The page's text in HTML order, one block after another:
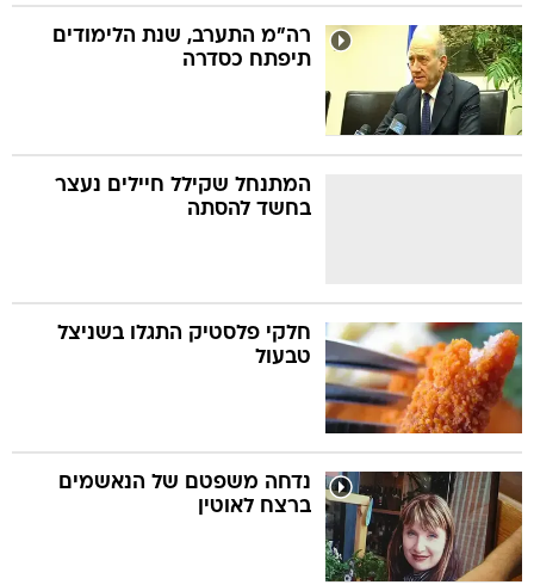
רה"מ התערב, שנת הלימודים
תיפתח כסדרה
המתנחל שקילל חיילים נעצר
בחשד להסתה
חלקי פלסטיק התגלו בשניצל
טבעול
נדחה משפטם של הנאשמים
ברצח לאוטין